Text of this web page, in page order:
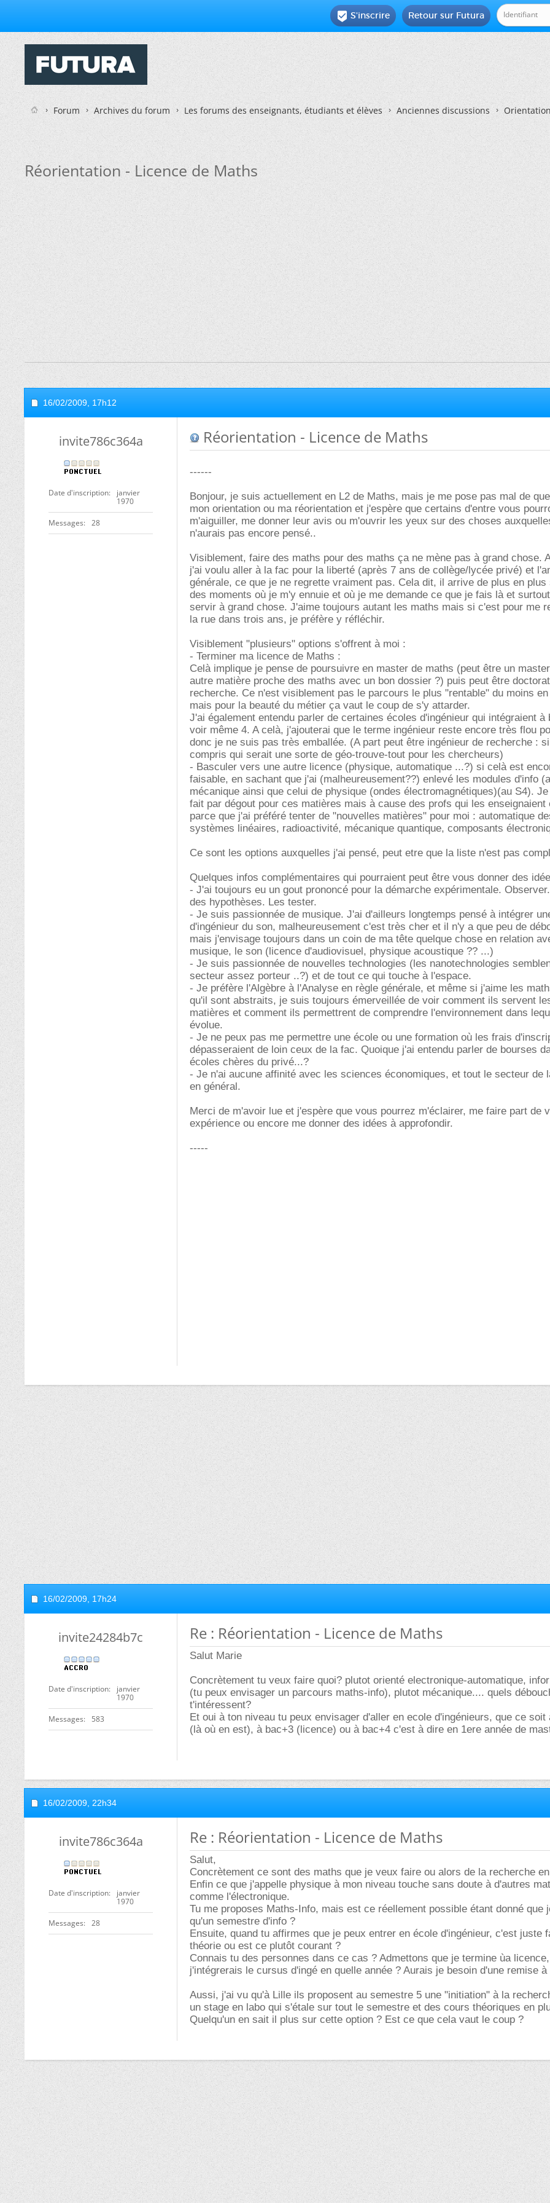
Retour sur Futura
 S'inscrire
Forum Archives du forum Les forums des enseignants, étudiants et élèves Anciennes discussions
Réorientation - Licence de Maths
16/02/2009, 17h12
invite786c364a
Date d'inscription
janvier
1970
Messages 28
Réorientation - Licence de Maths
------
Bonjour, je suis actuellement en L2 de Maths, mais je me pose pas mal de
mon orientation ou ma réorientation et j'espère que certains d'entre vous
m'aiguiller, me donner leur avis ou m'ouvrir les yeux sur des choses
n'aurais pas encore pensé..
Visiblement, faire des maths pour des maths ça ne mène pas à grand chose.
j'ai voulu aller à la fac pour la liberté (après 7 ans de collège/lycée privé) et
générale, ce que je ne regrette vraiment pas. Cela dit, il arrive de plus en plus
des moments où je m'y ennuie et où je me demande ce que je fais là et
servir à grand chose. J'aime toujours autant les maths mais si c'est pour me
la rue dans trois ans, je préfère y réfléchir.
Visiblement "plusieurs" options s'offrent à moi :
- Terminer ma licence de Maths :
Celà implique je pense de poursuivre en master de maths (peut être un
autre matière proche des maths avec un bon dossier ?) puis peut être
recherche. Ce n'est visiblement pas le parcours le plus "rentable" du moins
mais pour la beauté du métier ça vaut le coup de s'y attarder.
J'ai également entendu parler de certaines écoles d'ingénieur qui intégraient à
voir même 4. A celà, j'ajouterai que le terme ingénieur reste encore très flou
donc je ne suis pas très emballée. (A part peut être ingénieur de recherche :
compris qui serait une sorte de géo-trouve-tout pour les chercheurs)
- Basculer vers une autre licence (physique, automatique ...?) si celà est
faisable, en sachant que j'ai (malheureusement??) enlevé les modules d'info
mécanique ainsi que celui de physique (ondes électromagnétiques)(au S4).
fait par dégout pour ces matières mais à cause des profs qui les enseignaient
parce que j'ai préféré tenter de "nouvelles matières" pour moi : automatique
systèmes linéaires, radioactivité, mécanique quantique, composants
Ce sont les options auxquelles j'ai pensé, peut etre que la liste n'est pas
Quelques infos complémentaires qui pourraient peut être vous donner des
- J'ai toujours eu un gout prononcé pour la démarche expérimentale.
des hypothèses. Les tester.
- Je suis passionnée de musique. J'ai d'ailleurs longtemps pensé à intégrer
d'ingénieur du son, malheureusement c'est très cher et il n'y a que peu de
mais j'envisage toujours dans un coin de ma tête quelque chose en relation
musique, le son (licence d'audiovisuel, physique acoustique ?? ...)
- Je suis passionnée de nouvelles technologies (les nanotechnologies
secteur assez porteur ..?) et de tout ce qui touche à l'espace.
- Je préfère l'Algèbre à l'Analyse en règle générale, et même si j'aime les
qu'il sont abstraits, je suis toujours émerveillée de voir comment ils servent
matières et comment ils permettrent de comprendre l'environnement dans
évolue.
- Je ne peux pas me permettre une école ou une formation où les frais
dépasseraient de loin ceux de la fac. Quoique j'ai entendu parler de bourses
écoles chères du privé...?
- Je n'ai aucune affinité avec les sciences économiques, et tout le secteur de
en général.
Merci de m'avoir lue et j'espère que vous pourrez m'éclairer, me faire part de
expérience ou encore me donner des idées à approfondir.
-----
16/02/2009, 17h24
invite24284b7c
Date d'inscription
janvier
1970
Messages 583
Re : Réorientation - Licence de Maths
Salut Marie
Concrètement tu veux faire quoi? plutot orienté electronique-automatique,
(tu peux envisager un parcours maths-info), plutot mécanique.... quels
t'intéressent?
Et oui à ton niveau tu peux envisager d'aller en ecole d'ingénieurs, que ce soit
(là où en est), à bac+3 (licence) ou à bac+4 c'est à dire en 1ere année de
16/02/2009, 22h34
invite786c364a
Date d'inscription
janvier
1970
Messages 28
Re : Réorientation - Licence de Maths
Salut,
Concrètement ce sont des maths que je veux faire ou alors de la recherche
Enfin ce que j'appelle physique à mon niveau touche sans doute à d'autres
comme l'électronique.
Tu me proposes Maths-Info, mais est ce réellement possible étant donné que
qu'un semestre d'info ?
Ensuite, quand tu affirmes que je peux entrer en école d'ingénieur, c'est juste
théorie ou est ce plutôt courant ?
Connais tu des personnes dans ce cas ? Admettons que je termine ùa
j'intégrerais le cursus d'ingé en quelle année ? Aurais je besoin d'une remise à
Aussi, j'ai vu qu'à Lille ils proposent au semestre 5 une "initiation" à la
un stage en labo qui s'étale sur tout le semestre et des cours théoriques en
Quelqu'un en sait il plus sur cette option ? Est ce que cela vaut le coup ?